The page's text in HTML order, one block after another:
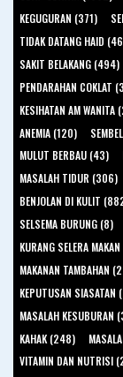
KEGUGURAN (371)
TIDAK DATANG HAID
SAKIT BELAKANG (494)
PENDARAHAN COKLAT
KESIHATAN AM
ANEMIA (120)
MULUT BERBAU (43)
MASALAH TIDUR (306)
BENJOLAN DI KULIT
SELSEMA BURUNG (8)
KURANG SELERA
MAKANAN TAMBAHAN
KEPUTUSAN SIASATAN
MASALAH KESUBURAN
KAHAK (248)
VITAMIN DAN NUTRISI